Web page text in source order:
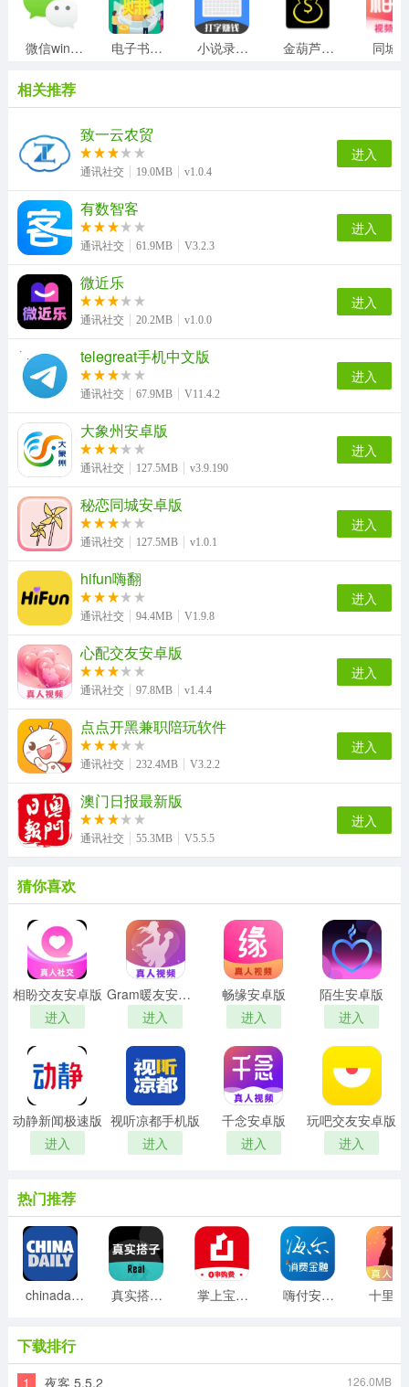
微信windows版 电子书录入员 小说录入打字员 金葫芦挂机 同城
相关推荐
致一云农贸
通讯社交 19.0MB v1.0.4
进入
有数智客
通讯社交 61.9MB V3.2.3
进入
微近乐
通讯社交 20.2MB v1.0.0
进入
telegreat手机中文版
通讯社交 67.9MB V11.4.2
进入
大象州安卓版
通讯社交 127.5MB v3.9.190
进入
秘恋同城安卓版
通讯社交 127.5MB v1.0.1
进入
hifun嗨翻
通讯社交 94.4MB V1.9.8
进入
心配交友安卓版
通讯社交 97.8MB v1.4.4
进入
点点开黑兼职陪玩软件
通讯社交 232.4MB V3.2.2
进入
澳门日报最新版
通讯社交 55.3MB V5.5.5
进入
猜你喜欢
相盼交友安卓版
进入
Gram暖友安卓版
进入
畅缘安卓版
进入
陌生安卓版
进入
动静新闻极速版
进入
视听凉都手机版
进入
千念安卓版
进入
玩吧交友安卓版
进入
热门推荐
chinadaily双语版 真实搭子安卓版 掌上宝盈安卓版 嗨付安卓版
下载排行
1 夜客 5.5.2 126.0MB